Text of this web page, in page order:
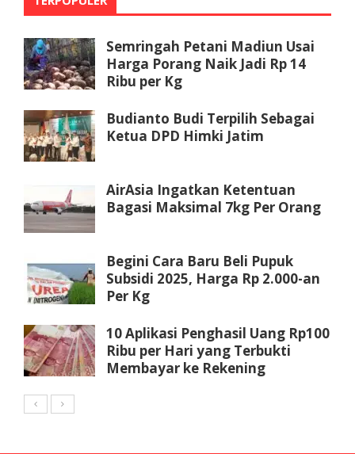
Semringah Petani Madiun Usai
Harga Porang Naik Jadi Rp 14
Ribu per Kg
Budianto Budi Terpilih Sebagai
Ketua DPD Himki Jatim
AirAsia Ingatkan Ketentuan
Bagasi Maksimal 7kg Per Orang
Begini Cara Baru Beli Pupuk
Subsidi 2025, Harga Rp 2.000-an
Per Kg
10 Aplikasi Penghasil Uang Rp100
Ribu per Hari yang Terbukti
Membayar ke Rekening